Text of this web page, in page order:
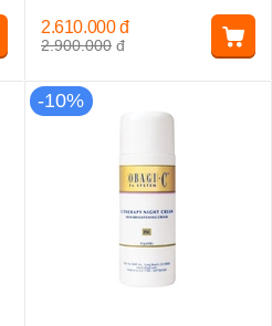
2.900.000 đ
2.610.000 đ
-10%